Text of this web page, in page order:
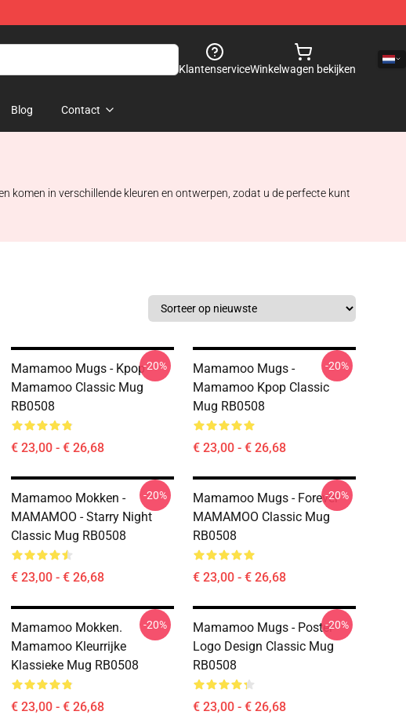
KlantenserviceWinkelwagen bekijken
Blog Contact
komen in verschillende kleuren en ontwerpen, zodat u de perfecte kunt
Mamamoo Mugs - Kpop
Mamamoo Classic Mug
RB0508
€ 23,00 - € 26,68
-20%
Mamamoo Mugs -
Mamamoo Kpop Classic
Mug RB0508
€ 23,00 - € 26,68
-20%
Mamamoo Mokken -
MAMAMOO - Starry Night
Classic Mug RB0508
€ 23,00 - € 26,68
-20%
Mamamoo Mugs - Forever
MAMAMOO Classic Mug
RB0508
€ 23,00 - € 26,68
-20%
Mamamoo Mokken.
Mamamoo Kleurrijke
Klassieke Mug RB0508
€ 23,00 - € 26,68
-20%
Mamamoo Mugs - Poster
Logo Design Classic Mug
RB0508
€ 23,00 - € 26,68
-20%